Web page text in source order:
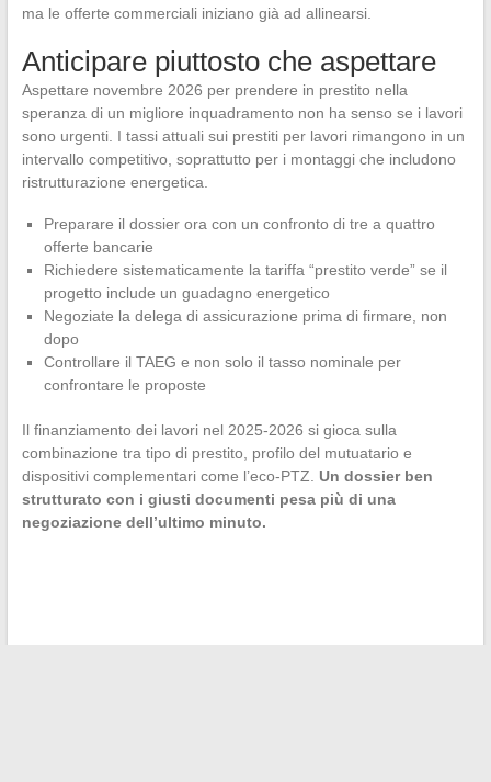
ma le offerte commerciali iniziano già ad allinearsi.
Anticipare piuttosto che aspettare
Aspettare novembre 2026 per prendere in prestito nella
speranza di un migliore inquadramento non ha senso se i lavori
sono urgenti. I tassi attuali sui prestiti per lavori rimangono in un
intervallo competitivo, soprattutto per i montaggi che includono
ristrutturazione energetica.
Preparare il dossier ora con un confronto di tre a quattro
offerte bancarie
Richiedere sistematicamente la tariffa “prestito verde” se il
progetto include un guadagno energetico
Negoziate la delega di assicurazione prima di firmare, non
dopo
Controllare il TAEG e non solo il tasso nominale per
confrontare le proposte
Il finanziamento dei lavori nel 2025-2026 si gioca sulla
combinazione tra tipo di prestito, profilo del mutuatario e
dispositivi complementari come l’eco-PTZ. Un dossier ben
strutturato con i giusti documenti pesa più di una
negoziazione dell’ultimo minuto.